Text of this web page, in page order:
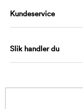
Kundeservice
Slik handler du